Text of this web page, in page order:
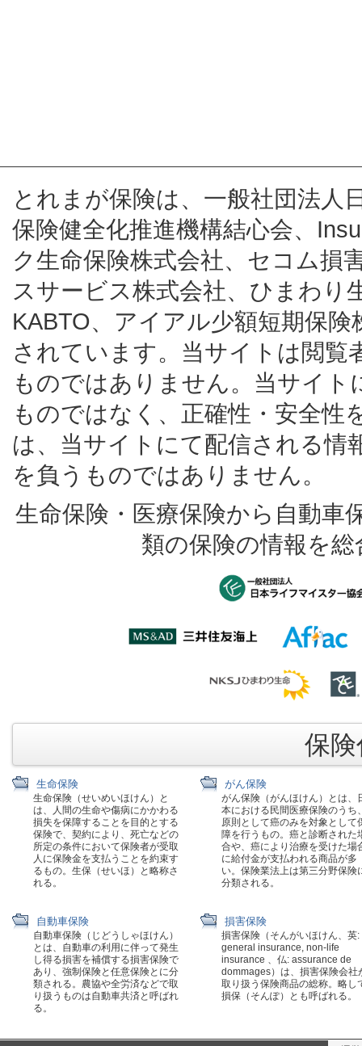
とれまが保険は、一般社団法人
保険健全化推進機構結心会、
ク生命保険株式会社、セコム損
スサービス株式会社、ひまわり
KABTO、アイアル少額短期保
されています。当サイトは閲覧
ものではありません。当サイ
ものではなく、正確性・安全性
は、当サイトにて配信される情
を負うものではありません。
生命保険・医療保険から自動車
類の保険の情報を
保
生命保険
生命保険（せいめいほけん）と
は、人間の生命や傷病にかかわる
損失を保障することを目的とする
保険で、契約により、死亡などの
所定の条件において保険者が受取
人に保険金を支払うことを約束す
るもの。生保（せいほ）と略称さ
れる。
がん保険
がん保険（がんほけん）とは、
本における民間医療保険のうち
原則として癌のみを対象として
障を行うもの。癌と診断された
合や、癌により治療を受けた場
に給付金が支払われる商品が多
い。保険業法上は第三分野保険
分類される。
自動車保険
自動車保険（じどうしゃほけん）
とは、自動車の利用に伴って発生
し得る損害を補償する損害保険で
あり、強制保険と任意保険とに分
類される。農協や全労済などで取
り扱うものは自動車共済と呼ばれ
る。
損害保険
損害保険（そんがいほけん、英:
general insurance, non-life
insurance 、仏: assurance de
dommages）は、損害保険会社
取り扱う保険商品の総称。略し
損保（そんぽ）とも呼ばれる。